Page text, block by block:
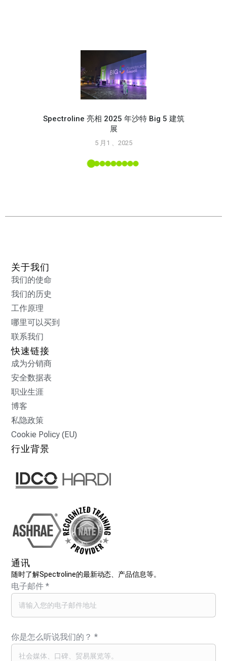
Spectroline 亮相 2025 年沙特 Big 5 建筑
展
5 月1 、2025
关于我们
我们的使命
我们的历史
工作原理
哪里可以买到
联系我们
快速链接
成为分销商
安全数据表
职业生涯
博客
私隐政策
Cookie Policy (EU)
行业背景
通讯
随时了解Spectroline的最新动态、产品信息等。
电子邮件*
你是怎么听说我们的？*